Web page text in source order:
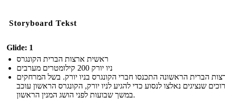
Storyboard Tekst
Glide: 1
ראשית ארצות הברית הקונגרס
ניו יורק 200 קילומטרים מערבים
הברית הראשונה התכנסו חברי הקונגרס בניו יורק. בשל המרחקים
שנציגים נאלצו לנסוע כדי להגיע לניו יורק, הקונגרס הראשון עוכב
במשך שבועות לפני הושג המנין הראשון.